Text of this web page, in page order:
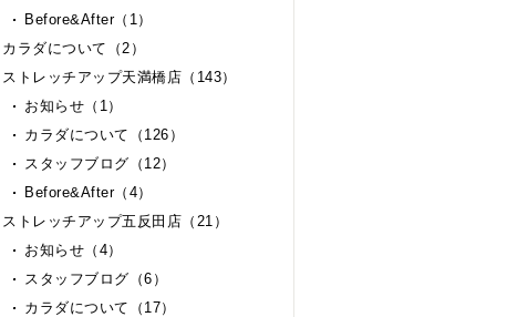
Before&After（1）
カラダについて（2）
ストレッチアップ天満橋店（143）
お知らせ（1）
カラダについて（126）
スタッフブログ（12）
Before&After（4）
ストレッチアップ五反田店（21）
お知らせ（4）
スタッフブログ（6）
カラダについて（17）